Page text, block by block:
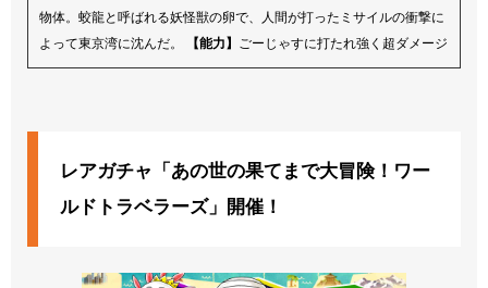
物体。蛟龍と呼ばれる妖怪獣の卵で、人間が打ったミサイルの衝撃に
よって東京湾に沈んだ。
【能力】 ごーじゃすに打たれ強く超ダメージ
レアガチャ「あの世の果てまで大冒険！ワー
ルドトラベラーズ」開催！